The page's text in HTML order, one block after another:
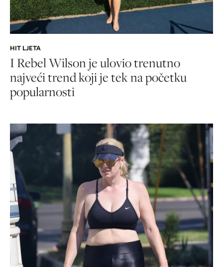
HIT LJETA
I Rebel Wilson je ulovio trenutno
najveći trend koji je tek na početku
popularnosti